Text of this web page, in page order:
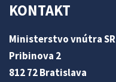
KONTAKT
Ministerstvo vnútra SR
Pribinova 2
812 72 Bratislava